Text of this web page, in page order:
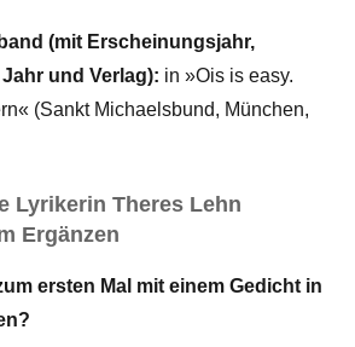
(mit Erscheinungsjahr,
und Verlag): in »Ois is easy.
(Sankt Michaelsbund, München,
Lyrikerin Theres Lehn
Ergänzen
ersten Mal mit einem Gedicht in